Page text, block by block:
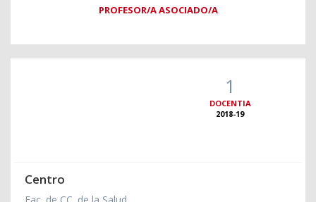
PROFESOR/A ASOCIADO/A
1
DOCENTIA
2018-19
Centro